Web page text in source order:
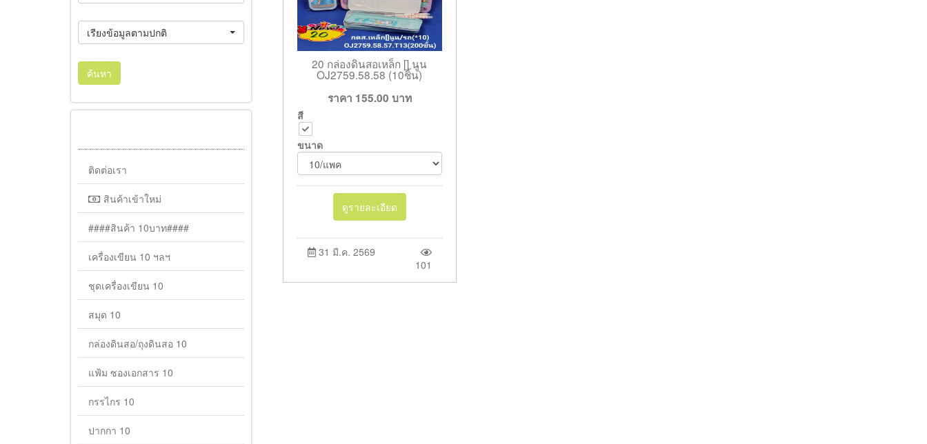
เรียงข้อมูลตามปกติ
ค้นหา
ติดต่อเรา
สินค้าเข้าใหม่
####สินค้า 10บาท####
เครื่องเขียน 10 ฯลฯ
ชุดเครื่องเขียน 10
สมุด 10
กล่องดินสอ/ถุงดินสอ 10
แฟ้ม ซองเอกสาร 10
กรรไกร 10
ปากกา 10
20 กล่องดินสอเหล็ก [] นูน
OJ2759.58.58 (10ชิ้น)
ราคา 155.00 บาท
สี
ขนาด
ดูรายละเอียด
31 มี.ค. 2569
101